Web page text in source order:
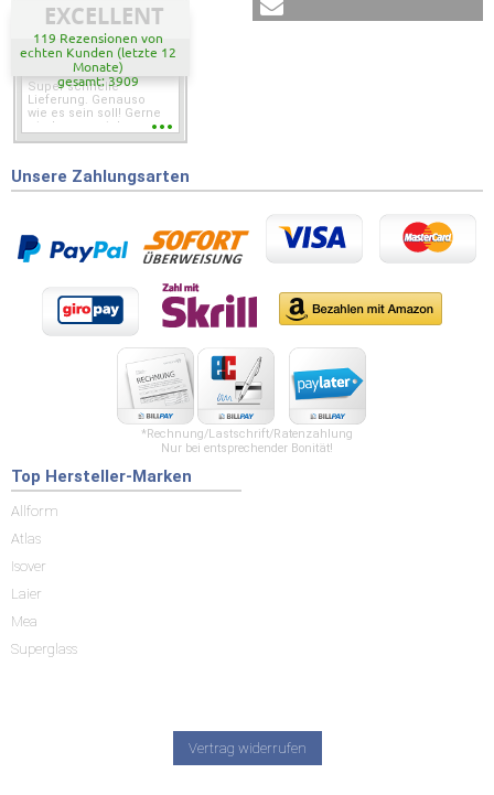
EXCELLENT
119 Rezensionen von
echten Kunden (letzte 12
Monate)
gesamt: 3909
Super schnelle
Lieferung. Genauso
wie es sein soll! Gerne
wieder wenn ich was
Unsere Zahlungsarten
*Rechnung/Lastschrift/Ratenzahlung
Nur bei entsprechender Bonität!
Top Hersteller-Marken
Allform
Atlas
Isover
Laier
Mea
Superglass
Vertrag widerrufen